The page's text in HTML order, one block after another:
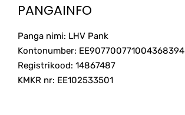
PANGAINFO
Panga nimi: LHV Pank
Kontonumber: EE907700771004368394
Registrikood: 14867487
KMKR nr: EE102533501